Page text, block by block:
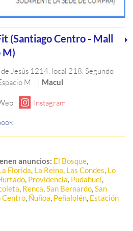
(Santiago Centro - Mall
M)
Jesús 1214, local 218. Segundo
M
| Macul
anuncios: El Bosque,
Florida, La Reina, Las Condes, Lo
, Providencia, Pudahuel,
, Renca,San Bernardo,San
Centro, Ñuñoa, Peñalolén, Estación